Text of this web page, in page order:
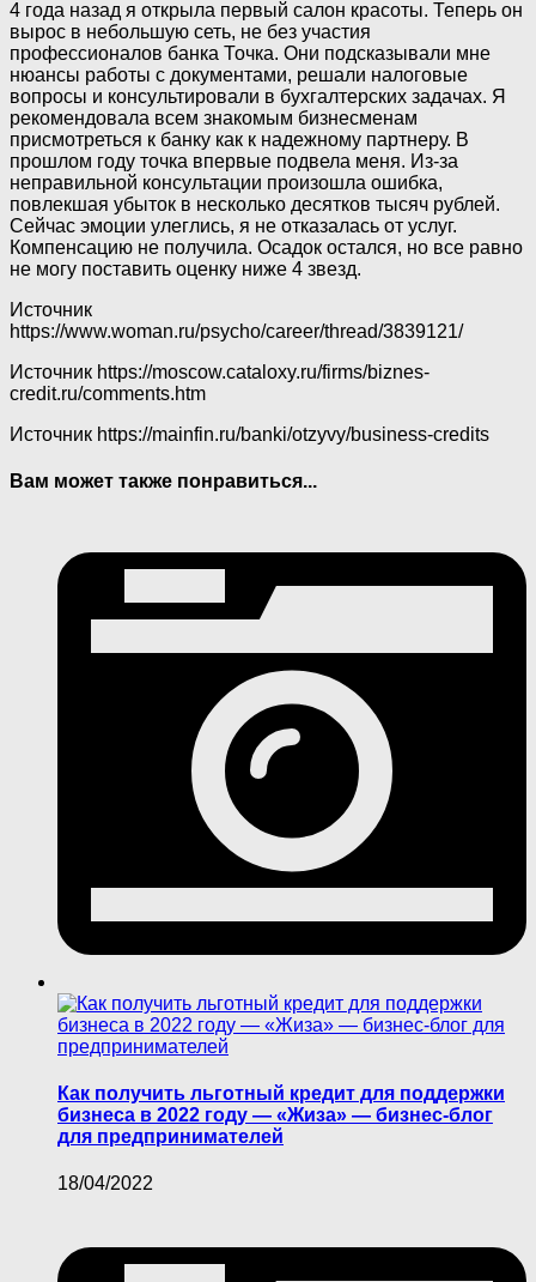
4 года назад я открыла первый салон красоты. Теперь он
вырос в небольшую сеть, не без участия
профессионалов банка Точка. Они подсказывали мне
нюансы работы с документами, решали налоговые
вопросы и консультировали в бухгалтерских задачах. Я
рекомендовала всем знакомым бизнесменам
присмотреться к банку как к надежному партнеру. В
прошлом году точка впервые подвела меня. Из-за
неправильной консультации произошла ошибка,
повлекшая убыток в несколько десятков тысяч рублей.
Сейчас эмоции улеглись, я не отказалась от услуг.
Компенсацию не получила. Осадок остался, но все равно
не могу поставить оценку ниже 4 звезд.
Источник
https://www.woman.ru/psycho/career/thread/3839121/
Источник https://moscow.cataloxy.ru/firms/biznes-
credit.ru/comments.htm
Источник https://mainfin.ru/banki/otzyvy/business-credits
Вам может также понравиться...
Как получить льготный кредит для поддержки
бизнеса в 2022 году — «Жиза» — бизнес-блог
для предпринимателей
18/04/2022